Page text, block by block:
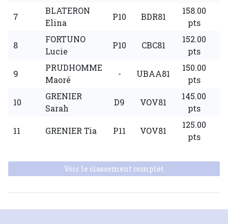
7
BLATERON
Elina
P10 BDR81
158.00
pts
8
FORTUNO
Lucie
P10 CBC81
152.00
pts
9
PRUDHOMME
Maoré
- UBAA81
150.00
pts
10
GRENIER
Sarah
D9 VOV81
145.00
pts
11 GRENIER Tia P11 VOV81
125.00
pts
Voir le classement complet